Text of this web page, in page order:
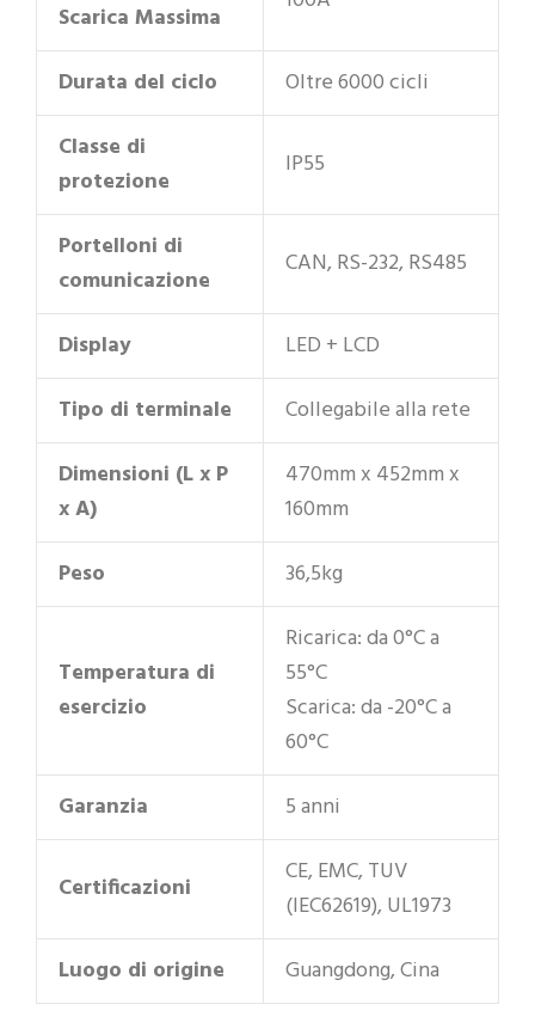
Scarica Massima
Durata del ciclo
Oltre 6000 cicli
Classe di
protezione
IP55
Portelloni di
comunicazione
CAN, RS-232, RS485
Display
LED + LCD
Tipo di terminale
Collegabile alla rete
Dimensioni (L x P
x A)
470mm x 452mm x
160mm
Peso
36,5kg
Temperatura di
esercizio
Ricarica: da 0°C a
55°C
Scarica: da -20°C a
60°C
Garanzia
5 anni
Certificazioni
CE, EMC, TUV
(IEC62619), UL1973
Luogo di origine
Guangdong, Cina